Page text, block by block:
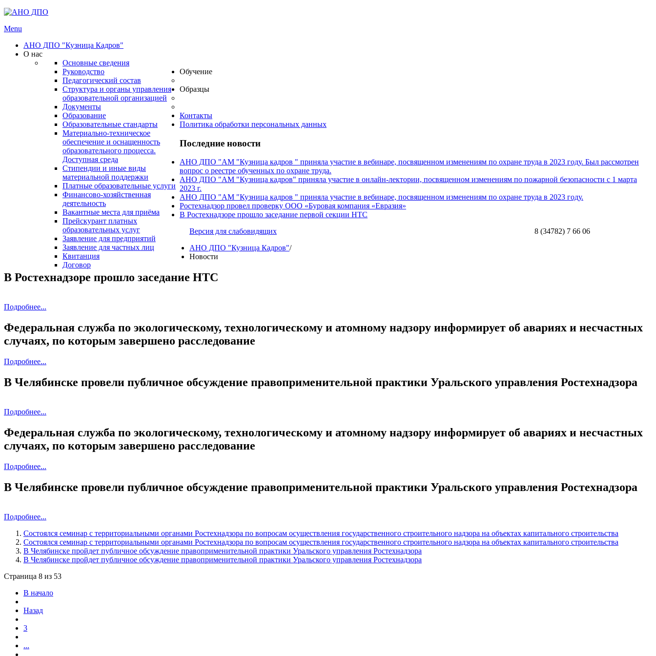
Menu
АНО ДПО "Кузница Кадров"
О нас
Основные сведения
Руководство
Педагогический состав
Структура и органы управления
образовательной организацией
Документы
Образование
Образовательные стандарты
Материально-техническое
обеспечение и оснащенность
образовательного процесса.
Доступная среда
Стипендии и иные виды
материальной поддержки
Платные образовательные услуги
Финансово-хозяйственная
деятельность
Вакантные места для приёма
Обучение
Прейскурант платных
образовательных услуг
Образцы
Заявление для предприятий
Заявление для частных лиц
Квитанция
Договор
Контакты
Политика обработки персональных данных
Последние новости
АНО ДПО "АМ "Кузница кадров " приняла участие в вебинаре, посвященном изменениям по охране труда в 2023 году. Был рассмотрен
вопрос о реестре обученных по охране труда.
АНО ДПО "АМ "Кузница кадров" приняла участие в онлайн-лектории, посвященном изменениям по пожарной безопасности с 1 марта
2023 г.
АНО ДПО "АМ "Кузница кадров " приняла участие в вебинаре, посвященном изменениям по охране труда в 2023 году.
Ростехнадзор провел проверку ООО «Буровая компания «Евразия»
В Ростехнадзоре прошло заседание первой секции НТС
Версия для слабовидящих
8 (34782) 7 66 06
АНО ДПО "Кузница Кадров"/
Новости
В Ростехнадзоре прошло заседание НТС
Подробнее...
Федеральная служба по экологическому, технологическому и атомному надзору информирует об авариях и несчастных
случаях, по которым завершено расследование
Подробнее...
В Челябинске провели публичное обсуждение правоприменительной практики Уральского управления Ростехнадзора
Подробнее...
Федеральная служба по экологическому, технологическому и атомному надзору информирует об авариях и несчастных
случаях, по которым завершено расследование
Подробнее...
В Челябинске провели публичное обсуждение правоприменительной практики Уральского управления Ростехнадзора
Подробнее...
Состоялся семинар с территориальными органами Ростехнадзора по вопросам осуществления государственного строительного надзора на объектах капитального строительства
Состоялся семинар с территориальными органами Ростехнадзора по вопросам осуществления государственного строительного надзора на объектах капитального строительства
В Челябинске пройдет публичное обсуждение правоприменительной практики Уральского управления Ростехнадзора
В Челябинске пройдет публичное обсуждение правоприменительной практики Уральского управления Ростехнадзора
Страница 8 из 53
В начало
Назад
3
...